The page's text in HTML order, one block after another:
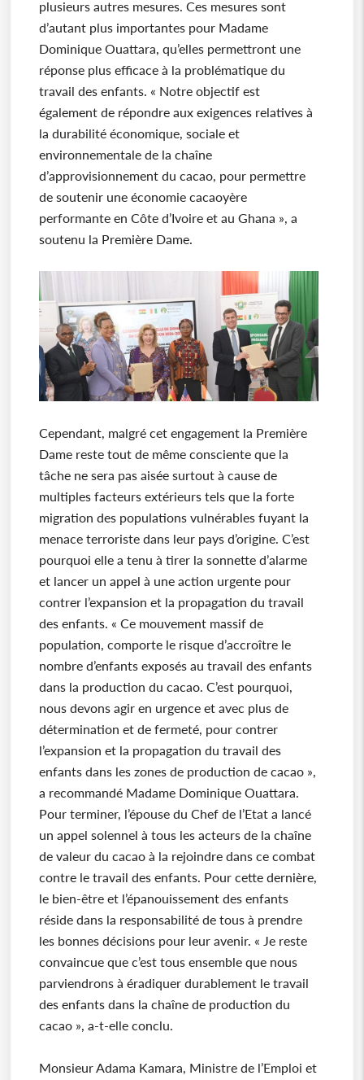
plusieurs autres mesures. Ces mesures sont
d’autant plus importantes pour Madame
Dominique Ouattara, qu’elles permettront une
réponse plus efficace à la problématique du
travail des enfants. « Notre objectif est
également de répondre aux exigences relatives à
la durabilité économique, sociale et
environnementale de la chaîne
d’approvisionnement du cacao, pour permettre
de soutenir une économie cacaoyère
performante en Côte d’Ivoire et au Ghana », a
soutenu la Première Dame.
Cependant, malgré cet engagement la Première
Dame reste tout de même consciente que la
tâche ne sera pas aisée surtout à cause de
multiples facteurs extérieurs tels que la forte
migration des populations vulnérables fuyant la
menace terroriste dans leur pays d’origine. C’est
pourquoi elle a tenu à tirer la sonnette d’alarme
et lancer un appel à une action urgente pour
contrer l’expansion et la propagation du travail
des enfants. « Ce mouvement massif de
population, comporte le risque d’accroître le
nombre d’enfants exposés au travail des enfants
dans la production du cacao. C’est pourquoi,
nous devons agir en urgence et avec plus de
détermination et de fermeté, pour contrer
l’expansion et la propagation du travail des
enfants dans les zones de production de cacao »,
a recommandé Madame Dominique Ouattara.
Pour terminer, l’épouse du Chef de l’Etat a lancé
un appel solennel à tous les acteurs de la chaîne
de valeur du cacao à la rejoindre dans ce combat
contre le travail des enfants. Pour cette dernière,
le bien-être et l’épanouissement des enfants
réside dans la responsabilité de tous à prendre
les bonnes décisions pour leur avenir. « Je reste
convaincue que c’est tous ensemble que nous
parviendrons à éradiquer durablement le travail
des enfants dans la chaîne de production du
cacao », a-t-elle conclu.
Monsieur Adama Kamara, Ministre de l’Emploi et